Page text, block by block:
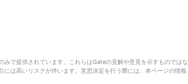
で提供されています。これらはGateの見解や意見を示すものではな
は高いリスクが伴います。意思決定を行う際には、本ページの情報